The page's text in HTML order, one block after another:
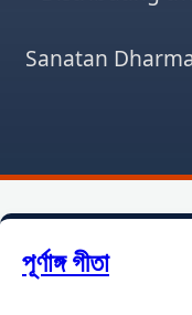
Sanatan
পূর্ণাঙ্গ গীতা